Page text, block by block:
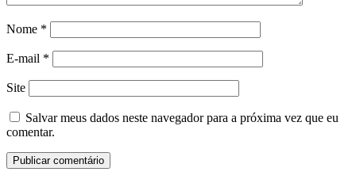
Nome *
E-mail *
Site
Salvar meus dados neste navegador para a próxima vez que eu
comentar.